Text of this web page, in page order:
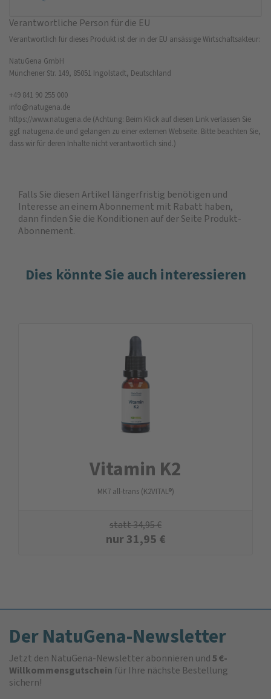
Verantwortliche Person für die EU
Verantwortlich für dieses Produkt ist der in der EU ansässige Wirtschaftsakteur:
NatuGena GmbH
Münchener Str. 149, 85051 Ingolstadt, Deutschland
+49 841 90 255 000
info@natugena.de
https://www.natugena.de (Achtung: Beim Klick auf diesen Link verlassen Sie
ggf. natugena.de und gelangen zu einer externen Webseite. Bitte beachten Sie,
dass wir für deren Inhalte nicht verantwortlich sind.)
Falls Sie diesen Artikel längerfristig benötigen und
Interesse an einem Abonnement mit Rabatt haben,
dann finden Sie die Konditionen auf der Seite Produkt-
Abonnement.
Dies könnte Sie auch interessieren
Vitamin K2
MK7 all-trans (K2VITAL®)
statt34,95€
nur31,95 €
Der NatuGena-Newsletter
Jetzt den NatuGena-Newsletter abonnieren und5 €-
Willkommensgutschein für Ihre nächste Bestellung
sichern!